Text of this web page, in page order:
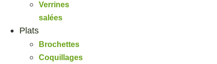
Verrines
salées
Plats
Brochettes
Coquillages